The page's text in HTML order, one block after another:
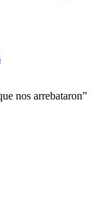
nos arrebataron”